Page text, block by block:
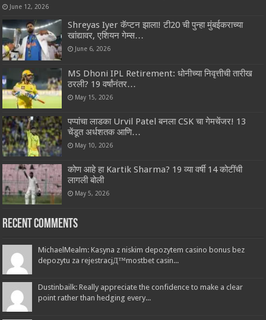
June 12, 2026
Shreyas Iyer कॅप्टन झाला! टी20 ची पुन्हा मुंबईकराच्या
खांद्यावर, एशियन गेम्स…
June 6, 2026
MS Dhoni IPL Retirement: धोनीच्या निवृत्तीची तारीख
ठरली? 19 वर्षांनंतर…
May 15, 2026
पप्पांचा लाडका Urvil Patel बनला CSK चा गेमचेंजर! 13
चेंडूत अर्धशतक आणि…
May 10, 2026
कोण आहे हा Kartik Sharma? 19 व्या वर्षी 14 कोटींची
लागली बोली
May 5, 2026
Recent Comments
MichaelMealm: Kasyna z niskim depozytem casino bonus bez
depozytu za rejestracjД™mostbet casin...
Dustinbailk: Really appreciate the confidence to make a clear
point rather than hedging every...